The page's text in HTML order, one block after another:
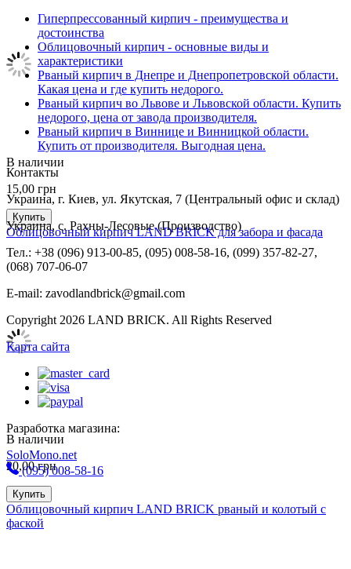
В наличии
15,00 грн
Купить
Облицовочный кирпич LAND BRICK для забора и фасада
В наличии
20,00грн
Купить
Облицовочный кирпич LAND BRICK рваный и колотый с
фаской
Гиперпрессованный кирпич - преимущества и
достоинства
Облицовочный кирпич - основные виды и
характеристики
Рваный кирпич в Днепре и Днепропетровской области.
Какая цена и где купить недорого.
Рваный кирпич во Львове и Львовской области. Купить
недорого, цена от завода производителя.
Рваный кирпич в Виннице и Винницкой области.
Купить от производителя. Выгодная цена.
Контакты
Украина, г. Киев, ул. Якутская, 7 (Центральный офис и склад)
Украина, с. Рахны-Лесовые (Производство)
Тел.: +38 (096) 913-00-85, (095) 008-58-16, (099) 357-82-27,
(068) 707-06-07
E-mail: zavodlandbrick@gmail.com
Copyright 2026 LAND BRICK. All Rights Reserved
Карта сайта
Разработка магазина:
SoloMono.net
(095) 008-58-16